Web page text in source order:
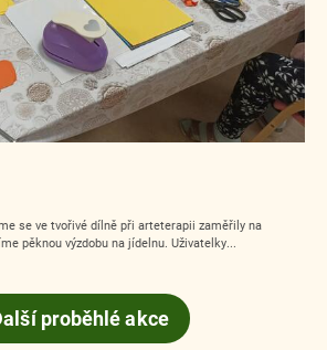
se ve tvořivé dílně při arteterapii zaměřily na
pěknou výzdobu na jídelnu. Uživatelky...
proběhlé akce